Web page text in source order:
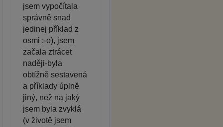
jsem vypočítala
správně snad
jedinej příklad z
osmi :-o), jsem
začala ztrácet
naději-byla
obtížně sestavená
a příklady úplně
jiný, než na jaký
jsem byla zvyklá
(v životě jsem